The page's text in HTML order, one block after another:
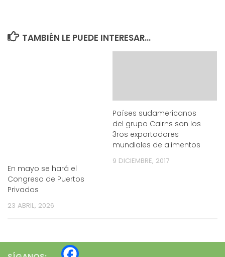
TAMBIÉN LE PUEDE INTERESAR...
En mayo se hará el
Congreso de Puertos
Privados
23 ABRIL, 2026
Países sudamericanos
del grupo Cairns son los
3ros exportadores
mundiales de alimentos
9 DICIEMBRE, 2017